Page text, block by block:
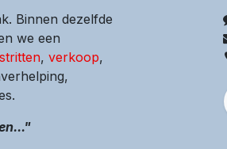
Binnen dezelfde
we een
, verkoop,